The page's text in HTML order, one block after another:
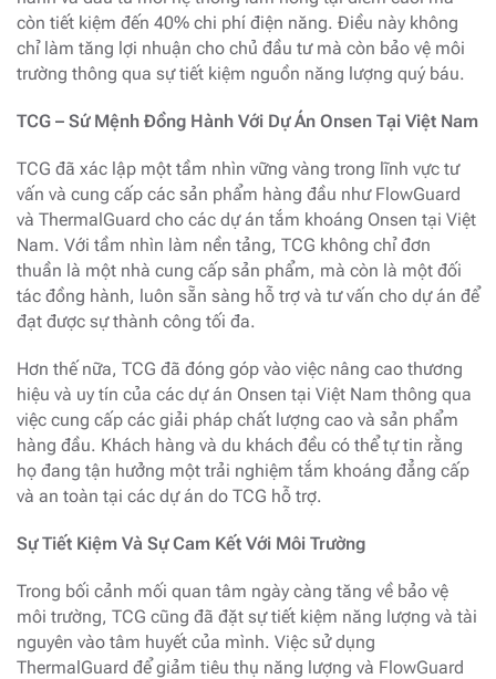
còn tiết kiệm đến 40% chi phí điện năng. Điều này không
chỉ làm tăng lợi nhuận cho chủ đầu tư mà còn bảo vệ môi
trường thông qua sự tiết kiệm nguồn năng lượng quý báu.
TCG – Sứ Mệnh Đồng Hành Với Dự Án Onsen Tại Việt Nam
TCG đã xác lập một tầm nhìn vững vàng trong lĩnh vực tư
vấn và cung cấp các sản phẩm hàng đầu như FlowGuard
và ThermalGuard cho các dự án tắm khoáng Onsen tại Việt
Nam. Với tầm nhìn làm nền tảng, TCG không chỉ đơn
thuần là một nhà cung cấp sản phẩm, mà còn là một đối
tác đồng hành, luôn sẵn sàng hỗ trợ và tư vấn cho dự án để
đạt được sự thành công tối đa.
Hơn thế nữa, TCG đã đóng góp vào việc nâng cao thương
hiệu và uy tín của các dự án Onsen tại Việt Nam thông qua
việc cung cấp các giải pháp chất lượng cao và sản phẩm
hàng đầu. Khách hàng và du khách đều có thể tự tin rằng
họ đang tận hưởng một trải nghiệm tắm khoáng đẳng cấp
và an toàn tại các dự án do TCG hỗ trợ.
Sự Tiết Kiệm Và Sự Cam Kết Với Môi Trường
Trong bối cảnh mối quan tâm ngày càng tăng về bảo vệ
môi trường, TCG cũng đã đặt sự tiết kiệm năng lượng và tài
nguyên vào tâm huyết của mình. Việc sử dụng
ThermalGuard để giảm tiêu thụ năng lượng và FlowGuard